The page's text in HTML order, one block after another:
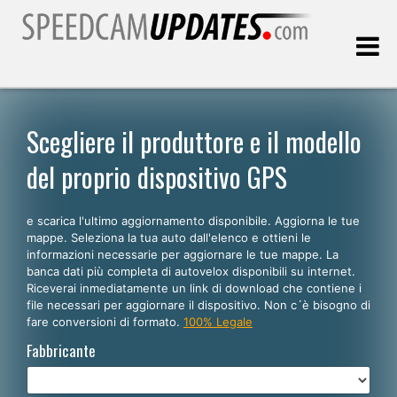
Clienti
SCEGLI LA LINGUA
Italiano
English
Español
Português
Scegliere il produttore e il modello
del proprio dispositivo GPS
e scarica l'ultimo aggiornamento disponibile. Aggiorna le tue
mappe. Seleziona la tua auto dall'elenco e ottieni le
informazioni necessarie per aggiornare le tue mappe. La
banca dati più completa di autovelox disponibili su internet.
Riceverai inmediatamente un link di download che contiene i
file necessari per aggiornare il dispositivo. Non c´è bisogno di
fare conversioni di formato. 100% Legale
Fabbricante